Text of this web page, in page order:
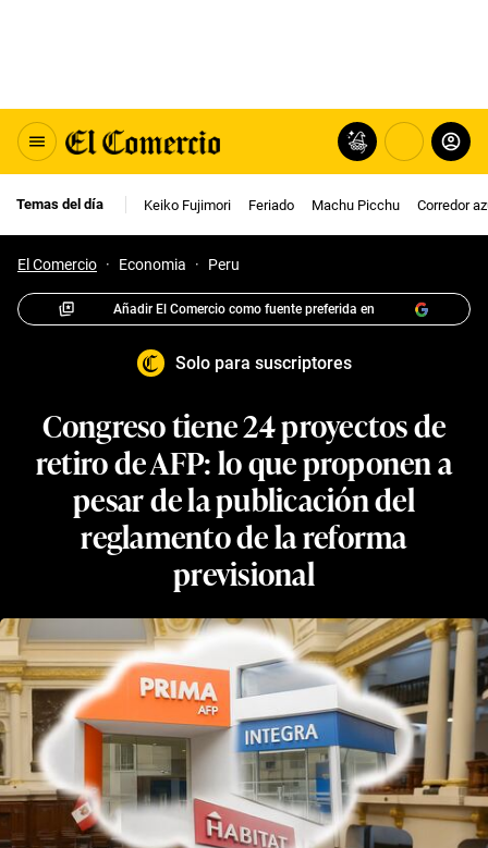
Temas del día Keiko Fujimori Feriado Machu Picchu Corredor
El Comercio · Economia · Peru
Añadir El Comercio como fuente preferida en
Solo para suscriptores
Congreso tiene 24 proyectos de
retiro de AFP: lo que proponen a
pesar de la publicación del
reglamento de la reforma
previsional